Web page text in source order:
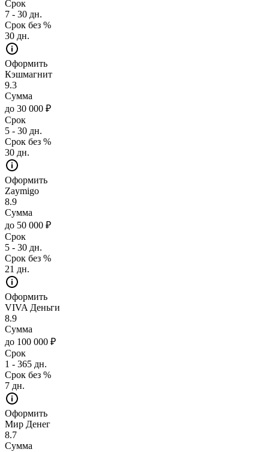
Срок
7 - 30 дн.
Срок без %
30 дн.
Оформить
Кэшмагнит
9.3
Сумма
до 30 000 ₽
Срок
5 - 30 дн.
Срок без %
30 дн.
Оформить
Zaymigo
8.9
Сумма
до 50 000 ₽
Срок
5 - 30 дн.
Срок без %
21 дн.
Оформить
VIVA Деньги
8.9
Сумма
до 100 000 ₽
Срок
1 - 365 дн.
Срок без %
7 дн.
Оформить
Мир Денег
8.7
Сумма